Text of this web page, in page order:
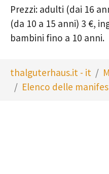
Prezzi: adulti (dai 16
(da 10 a 15 anni) 3 €,
bambini fino a 10 anni.
thalguterhaus.it - it
Elenco delle